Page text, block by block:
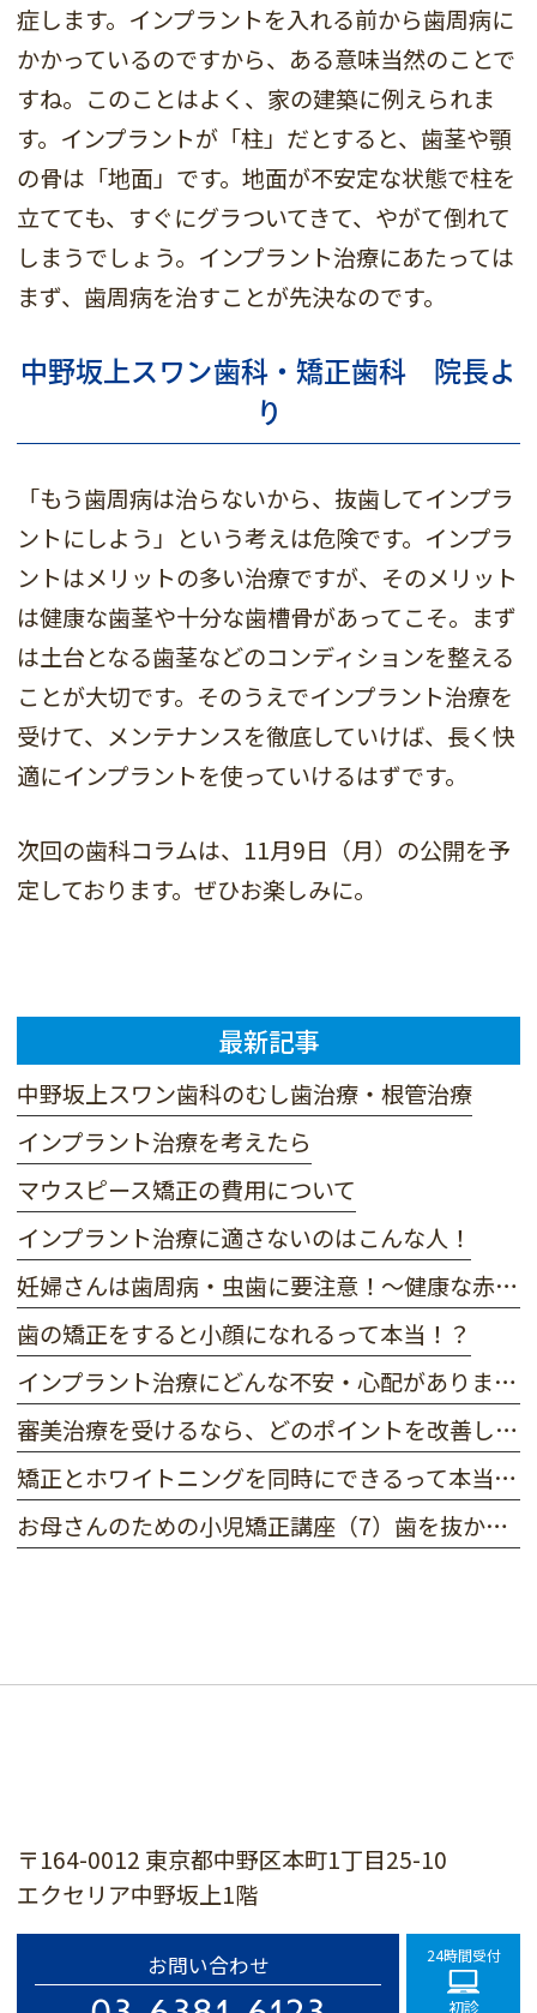
症します。インプラントを入れる前から歯周病に
かかっているのですから、ある意味当然のことで
すね。このことはよく、家の建築に例えられま
す。インプラントが「柱」だとすると、歯茎や顎
の骨は「地面」です。地面が不安定な状態で柱を
立てても、すぐにグラついてきて、やがて倒れて
しまうでしょう。インプラント治療にあたっては
まず、歯周病を治すことが先決なのです。
中野坂上スワン歯科・矯正歯科 院長よ
り
「もう歯周病は治らないから、抜歯してインプラ
ントにしよう」という考えは危険です。インプラ
ントはメリットの多い治療ですが、そのメリット
は健康な歯茎や十分な歯槽骨があってこそ。まず
は土台となる歯茎などのコンディションを整える
ことが大切です。そのうえでインプラント治療を
受けて、メンテナンスを徹底していけば、長く快
適にインプラントを使っていけるはずです。
次回の歯科コラムは、11月9日（月）の公開を予
定しております。ぜひお楽しみに。
最新記事
中野坂上スワン歯科のむし歯治療・根管治療
インプラント治療を考えたら
マウスピース矯正の費用について
インプラント治療に適さないのはこんな人！
妊婦さんは歯周病・虫歯に要注意！～健康な赤ちゃんのためにできること～
歯の矯正をすると小顔になれるって本当！？
インプラント治療にどんな不安・心配がありますか？
審美治療を受けるなら、どのポイントを改善したい？
矯正とホワイトニングを同時にできるって本当！？
お母さんのための小児矯正講座（7）歯を抜かずに矯正できる！？
〒164-0012 東京都中野区本町1丁目25-10
エクセリア中野坂上1階
お問い合わせ 24時間受付
初診